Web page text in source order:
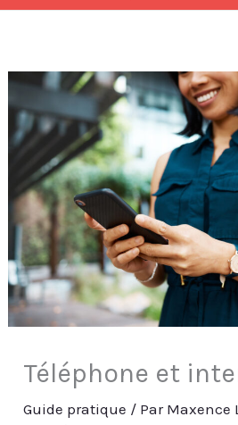
Téléphone et
Guide pratique / Par Maxence